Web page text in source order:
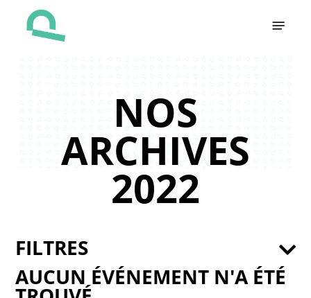
NOS
ARCHIVES
2022
AUCUN ÉVÉNEMENT N'A ÉTÉ
FILTRES